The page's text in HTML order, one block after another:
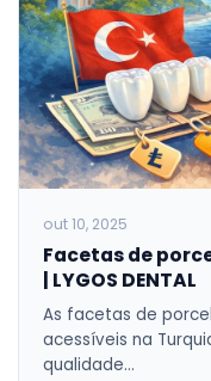
out 10, 2025
Facetas de
| LYGOS DENTAL
As facetas de
acessíveis na
qualidade…